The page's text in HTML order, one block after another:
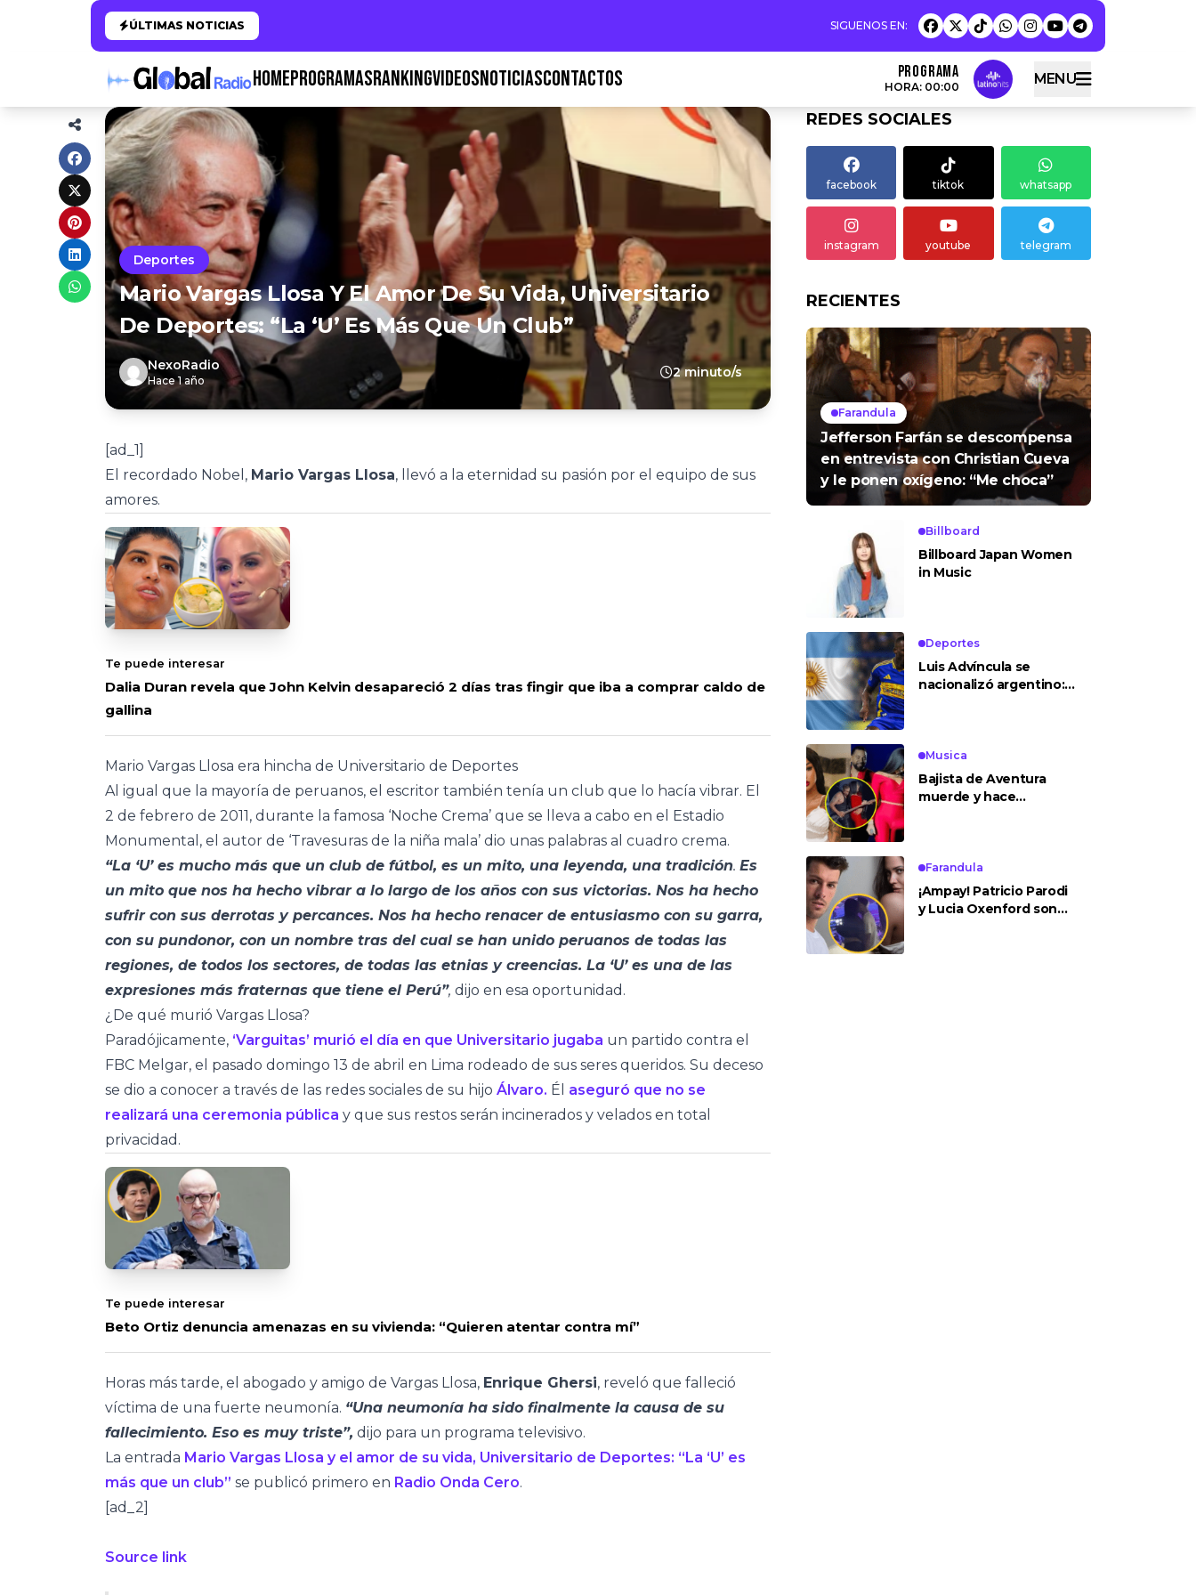
ÚLTIMAS NOTICIAS
HOMEPROGRAMASRANKINGVIDEOSNOTICIASCONTACTOS Programa
HORA: 00:00 MENU
Deportes
Mario Vargas Llosa Y El Amor De Su Vida, Universitario
De Deportes: “La ‘U’ Es Más Que Un Club”
NexoRadio
Hace 1 año
2 minuto/s
[ad_1]
El recordado Nobel, Mario Vargas Llosa, llevó a la eternidad su pasión por el equipo de sus
amores.
Te puede interesar
Dalia Duran revela que John Kelvin desapareció 2 días tras fingir que iba a comprar caldo de
gallina
Mario Vargas Llosa era hincha de Universitario de Deportes
Al igual que la mayoría de peruanos, el escritor también tenía un club que lo hacía vibrar. El
2 de febrero de 2011, durante la famosa ‘Noche Crema’ que se lleva a cabo en el Estadio
Monumental, el autor de ‘Travesuras de la niña mala’ dio unas palabras al cuadro crema.
“La ‘U’ es mucho más que un club de fútbol, es un mito, una leyenda, una tradición. Es
un mito que nos ha hecho vibrar a lo largo de los años con sus victorias. Nos ha hecho
sufrir con sus derrotas y percances. Nos ha hecho renacer de entusiasmo con su garra,
con su pundonor, con un nombre tras del cual se han unido peruanos de todas las
regiones, de todos los sectores, de todas las etnias y creencias. La ‘U’ es una de las
expresiones más fraternas que tiene el Perú”, dijo en esa oportunidad.
¿De qué murió Vargas Llosa?
Paradójicamente, ‘Varguitas’ murió el día en que Universitario jugaba un partido contra el
FBC Melgar, el pasado domingo 13 de abril en Lima rodeado de sus seres queridos. Su deceso
se dio a conocer a través de las redes sociales de su hijo Álvaro. Él aseguró que no se
realizará una ceremonia pública y que sus restos serán incinerados y velados en total
privacidad.
Te puede interesar
Beto Ortiz denuncia amenazas en su vivienda: “Quieren atentar contra mí”
Horas más tarde, el abogado y amigo de Vargas Llosa, Enrique Ghersi, reveló que falleció
víctima de una fuerte neumonía. “Una neumonía ha sido finalmente la causa de su
fallecimiento. Eso es muy triste”, dijo para un programa televisivo.
La entrada Mario Vargas Llosa y el amor de su vida, Universitario de Deportes: “La ‘U’ es
más que un club” se publicó primero en Radio Onda Cero.
[ad_2]
Source link
REDES SOCIALES
facebook tiktok whatsapp
instagram youtube telegram
RECIENTES
Farandula
Jefferson Farfán se descompensa
en entrevista con Christian Cueva
y le ponen oxígeno: “Me choca”
Billboard
Billboard Japan Women
in Music
Deportes
Luis Advíncula se
nacionalizó argentino:
Musica
Bajista de Aventura
muerde y hace
Farandula
¡Ampay! Patricio Parodi
y Lucia Oxenford son